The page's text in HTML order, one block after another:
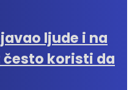
ljude i na
često koristi da